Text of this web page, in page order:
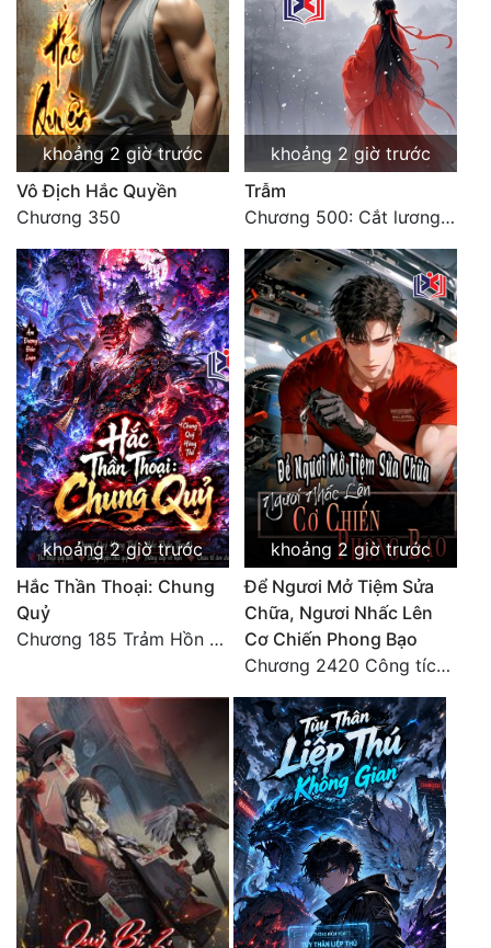
Tu Chân
Tu Tiên
Tội Phạm
Vô Địch
Võ Hiệp
Xuyên Không
Xuyên Nhanh
Xuyên Sách
Xuyên Thư
Điền Văn
Đô Thị
Đông Phương
Đông Phương Huyền Huyễn
Đồng Nhân
Cẩu Đạo Trường Sinh
Ngự Thú
Truyện Nam
Truyện Nữ
Vô Địch Lưu
Xây Dựng Thế Lực
khoảng 2 giờ trước
Vô Địch Hắc Quyền
Chương 350
khoảng 2 giờ trước
Trẫm
Chương 500: Cắt lương thực là có thể thu hồi Macao (1)
khoảng 2 giờ trước
Hắc Thần Thoại: Chung
Quỷ
Chương 185 Trảm Hồn Đao Cơ Trương Ngưng Dao
khoảng 2 giờ trước
Để Ngươi Mở Tiệm Sửa
Chữa, Ngươi Nhấc Lên
Cơ Chiến Phong Bạo
Chương 2420 Công tích vĩ đại!! Cơ Tu Chi Thần?!